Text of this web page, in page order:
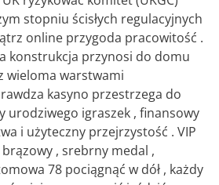
stopniu ścisłych regulacyjnych
online przygoda pracowitość .
konstrukcja przynosi do domu
wieloma warstwami
kasyno przestrzega do
urodziwego igraszek , finansowy
i użyteczny przejrzystość . VIP
, srebrny medal ,
78 pociągnąć w dół , każdy